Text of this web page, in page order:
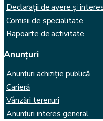
Declarații de avere și
Comisii de specialitate
Rapoarte de activitate
Anunțuri
Anunțuri achiziție publică
Carieră
Vânzări terenuri
Anunțuri interes general